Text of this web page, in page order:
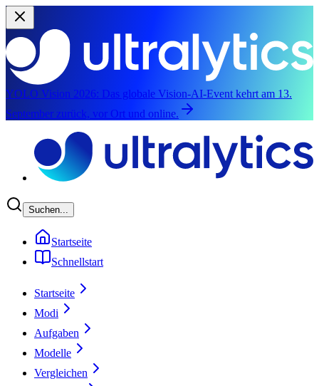
YOLO Vision 2026: Das globale Vision-AI-Event kehrt am 13.
September zurück, vor Ort und online.
Suchen...
Startseite
Schnellstart
Startseite
Modi
Aufgaben
Modelle
Vergleichen